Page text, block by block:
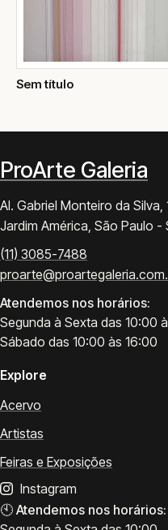
Sem título
ProArte Galeria
Al. Gabriel Monteiro da Silva,
Jardim América, São Paulo -
(11) 3085-7488
Atendemos nos horários:
Segunda à Sexta das 10:00
Sábado das 10:00 às 16:00
Explore
Acervo
Artistas
Feiras e Exposições
Instagram
🕙 Atendemos nos horários: